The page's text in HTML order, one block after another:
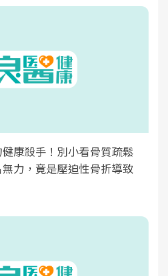
康殺手！別小看骨質疏鬆
力，竟是壓迫性骨折導致